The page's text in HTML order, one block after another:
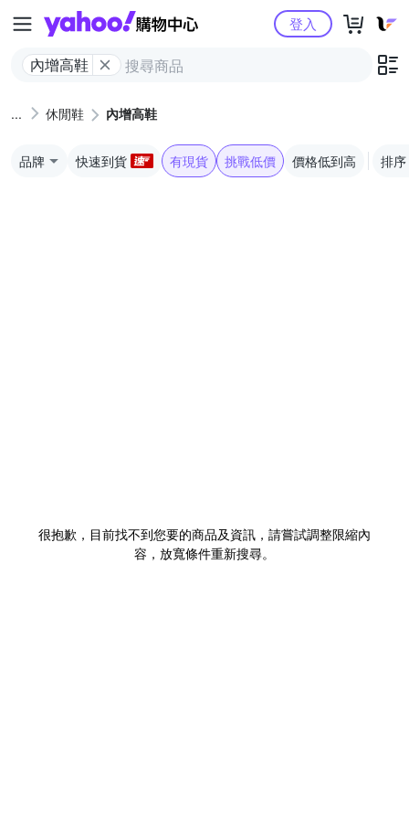
Yahoo購物中心
內增高鞋
登入
休閒鞋 內增高鞋
品牌 快速到貨 有現貨 挑戰低價 價格低到高 排序
很抱歉，目前找不到您要的商品及資訊，請嘗試調整限縮內
容，放寬條件重新搜尋。